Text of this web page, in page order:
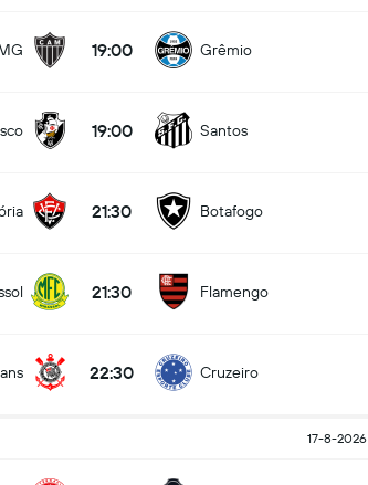
19:00 Grêmio
19:00 Santos
21:30 Botafogo
21:30 Flamengo
22:30 Cruzeiro
17-8-2026